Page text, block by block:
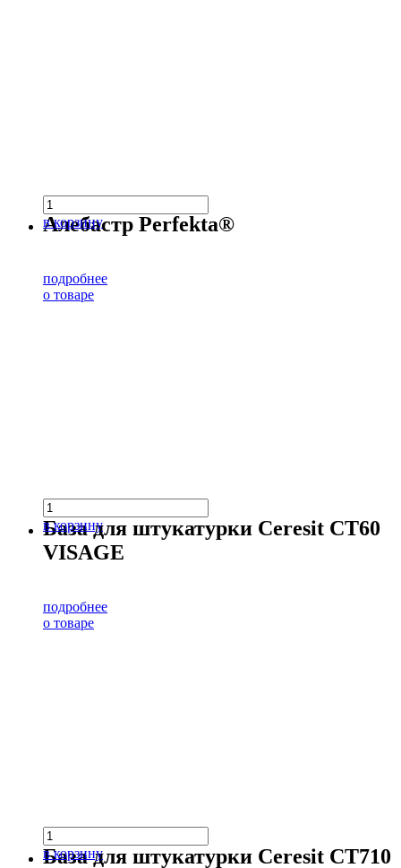
в корзину
Алебастр Perfekta®
подробнее
о товаре
в корзину
База для штукатурки Ceresit CT60
VISAGE
подробнее
о товаре
в корзину
База для штукатурки Ceresit CT710